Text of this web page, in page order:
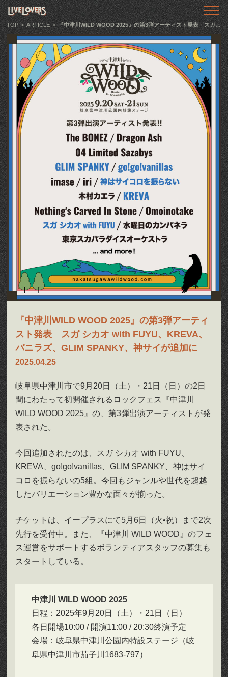
TOP
トップ
ABOUT
LIVE LOVERSとは
SHOWS
ライブ情報
LLTV
動画番組
PODCAST
音声番組
ARTICLE
記事
TOP > ARTICLE > 『中津川WILD WOOD 2025』の第3弾アーティスト発表 スガ シカオ with FUYU、KREVA、バニラズ、GLIM SPANKY、神サイが追加に
『中津川WILD WOOD 2025』の第3弾アーティ
スト発表 スガ シカオ with FUYU、KREVA、
バニラズ、GLIM SPANKY、神サイが追加に
2025.04.25
岐阜県中津川市で9月20日（土）・21日（日）の2日
間にわたって初開催されるロックフェス『中津川
WILD WOOD 2025』の、第3弾出演アーティストが発
表された。
今回追加されたのは、スガ シカオ with FUYU、
KREVA、go!go!vanillas、GLIM SPANKY、神はサイ
コロを振らないの5組。今回もジャンルや世代を超越
したバリエーション豊かな面々が揃った。
チケットは、イープラスにて5月6日（火•祝）まで2次
先行を受付中。また、『中津川 WILD WOOD』のフェ
ス運営をサポートするボランティアスタッフの募集も
スタートしている。
中津川 WILD WOOD 2025
日程：2025年9月20日（土）・21日（日）
各日開場10:00 / 開演11:00 / 20:30終演予定
会場：岐阜県中津川公園内特設ステージ（岐
阜県中津川市茄子川1683-797）